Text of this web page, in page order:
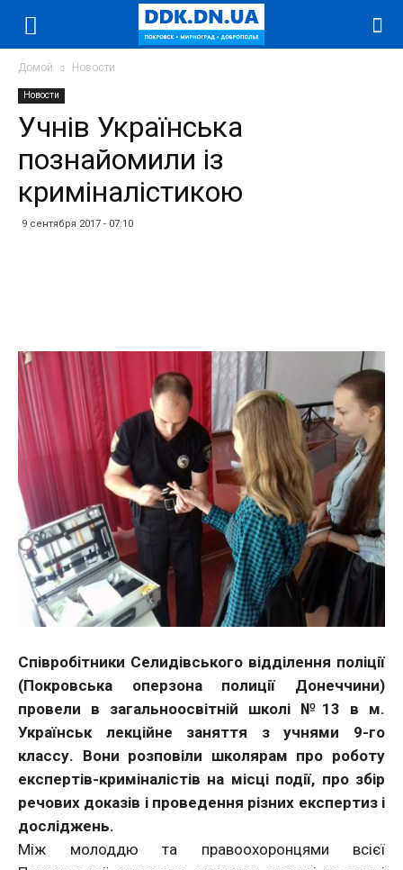
Домой Новости
Новости
Учнів Українська
познайомили із
криміналістикою
9 сентября 2017 - 07:10
Співробітники Селидівського відділення поліції
(Покровська оперзона полиції Донеччини)
провели в загальноосвітній школі №13 в м.
Українськ лекційне заняття з учнями 9-го
классу. Вони розповіли школярам про роботу
експертів-криміналістів на місці події, про збір
речових доказів і проведення різних експертиз і
досліджень.
Між молоддю та правоохоронцями всієї